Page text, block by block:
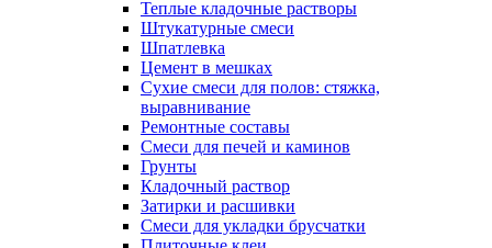
Теплые кладочные растворы
Штукатурные смеси
Шпатлевка
Цемент в мешках
Сухие смеси для полов: стяжка,
выравнивание
Ремонтные составы
Смеси для печей и каминов
Грунты
Кладочный раствор
Затирки и расшивки
Смеси для укладки брусчатки